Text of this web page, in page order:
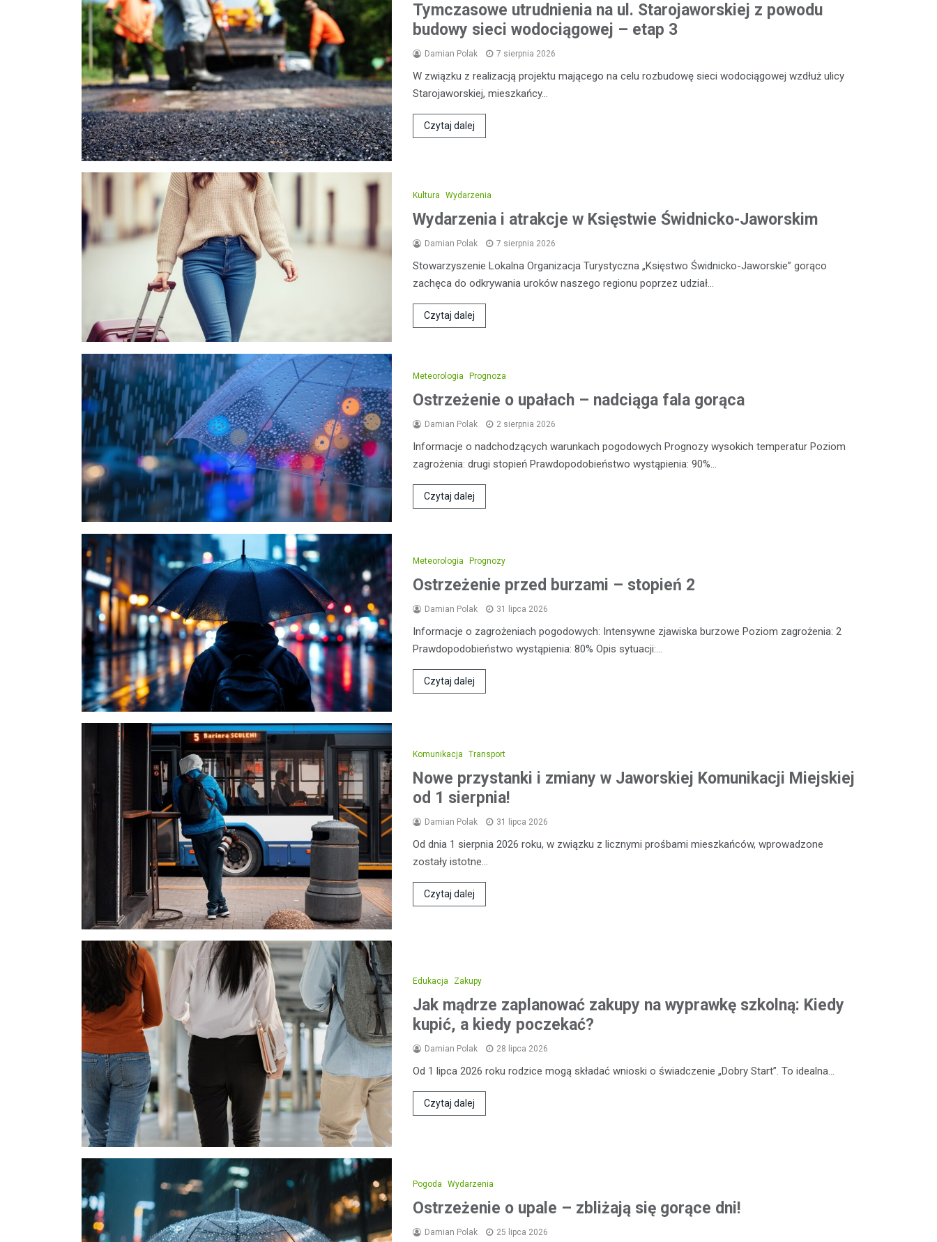
Tymczasowe utrudnienia na ul. Starojaworskiej z powodu
budowy sieci wodociągowej – etap 3
Damian Polak 7 sierpnia 2026
W związku z realizacją projektu mającego na celu rozbudowę sieci wodociągowej wzdłuż ulicy
Starojaworskiej, mieszkańcy…
Czytaj dalej
Kultura Wydarzenia
Wydarzenia i atrakcje w Księstwie Świdnicko-Jaworskim
Damian Polak 7 sierpnia 2026
Stowarzyszenie Lokalna Organizacja Turystyczna „Księstwo Świdnicko-Jaworskie” gorąco
zachęca do odkrywania uroków naszego regionu poprzez udział…
Czytaj dalej
Meteorologia Prognoza
Ostrzeżenie o upałach – nadciąga fala gorąca
Damian Polak 2 sierpnia 2026
Informacje o nadchodzących warunkach pogodowych Prognozy wysokich temperatur Poziom
zagrożenia: drugi stopień Prawdopodobieństwo wystąpienia: 90%…
Czytaj dalej
Meteorologia Prognozy
Ostrzeżenie przed burzami – stopień 2
Damian Polak 31 lipca 2026
Informacje o zagrożeniach pogodowych: Intensywne zjawiska burzowe Poziom zagrożenia: 2
Prawdopodobieństwo wystąpienia: 80% Opis sytuacji:…
Czytaj dalej
Komunikacja Transport
Nowe przystanki i zmiany w Jaworskiej Komunikacji Miejskiej
od 1 sierpnia!
Damian Polak 31 lipca 2026
Od dnia 1 sierpnia 2026 roku, w związku z licznymi prośbami mieszkańców, wprowadzone
zostały istotne…
Czytaj dalej
Edukacja Zakupy
Jak mądrze zaplanować zakupy na wyprawkę szkolną: Kiedy
kupić, a kiedy poczekać?
Damian Polak 28 lipca 2026
Od 1 lipca 2026 roku rodzice mogą składać wnioski o świadczenie „Dobry Start”. To idealna…
Czytaj dalej
Pogoda Wydarzenia
Ostrzeżenie o upale – zbliżają się gorące dni!
Damian Polak 25 lipca 2026